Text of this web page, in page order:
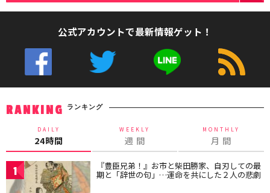
公式アカウントで最新情報ゲット！
RANKING ランキング
DAILY
24時間
WEEKLY
週 間
MONTHLY
月 間
1 『豊臣兄弟！』お市と柴田勝家、自刃しての最
期と「辞世の句」…運命を共にした２人の悲劇